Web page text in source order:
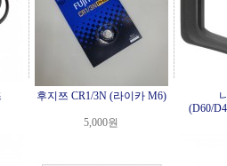
후지쯔 CR1/3N (라이카 M6)
5,000원
(D60/